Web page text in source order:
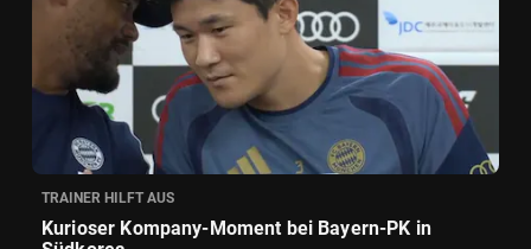
TRAINER HILFT AUS
Kurioser Kompany-Moment bei Bayern-PK in